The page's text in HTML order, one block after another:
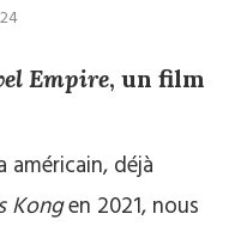
Empire, un film
déjà
Kongen 2021, nous